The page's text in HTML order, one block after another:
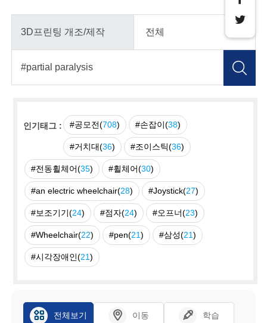
인기태그 : #공모전(708) #손잡이(38)
#거치대(36) #조이스틱(36)
#전동휠체어(35) #휠체어(30)
#an electric wheelchair(28) #Joystick(27)
#보조기기(24) #점자(24) #오프너(23)
#Wheelchair(22) #pen(21) #삼성(21)
#시각장애인(21)
전체보기 이동 학습